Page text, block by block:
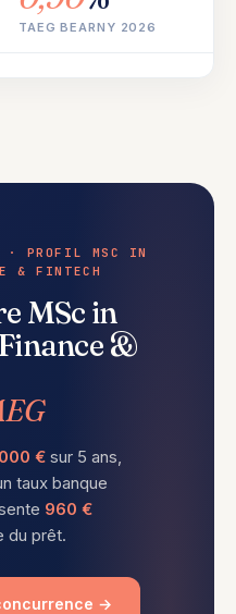
TAEG BEARNY 2026
· PROFIL MSC IN
& FINTECH
MSc in
&
€ sur 5 ans,
taux banque
960 €
du prêt.
→